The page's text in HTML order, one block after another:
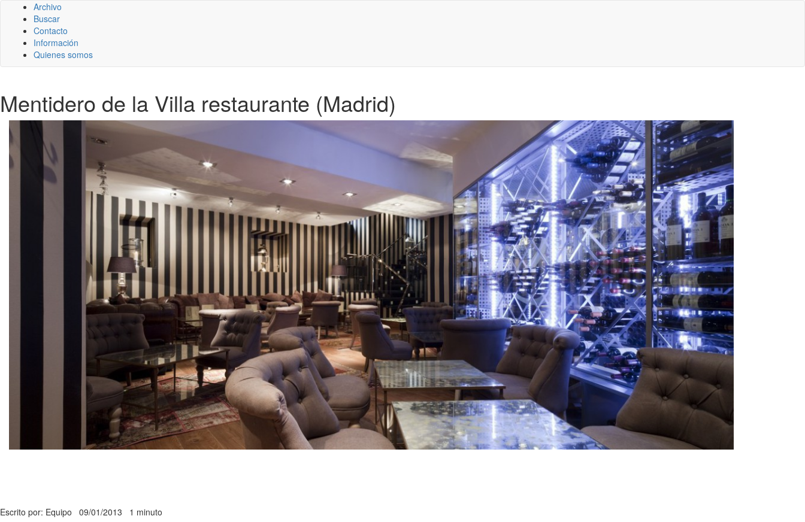
Archivo
Buscar
Contacto
Información
Quienes somos
Mentidero de la Villa restaurante (Madrid)
Escrito por: Equipo 09/01/2013 1 minuto